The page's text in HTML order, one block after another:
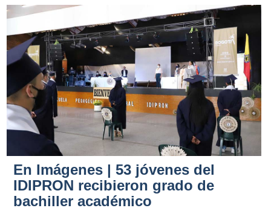
En Imágenes | 53 jóvenes del
IDIPRON recibieron grado de
bachiller académico